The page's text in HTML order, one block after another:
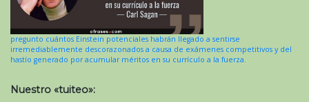
pregunto cuántos Einstein potenciales habrán llegado a sentirse
irremediablemente descorazonados a causa de exámenes competitivos y del
hastío generado por acumular méritos en su currículo a la fuerza.
Nuestro «tuiteo»: